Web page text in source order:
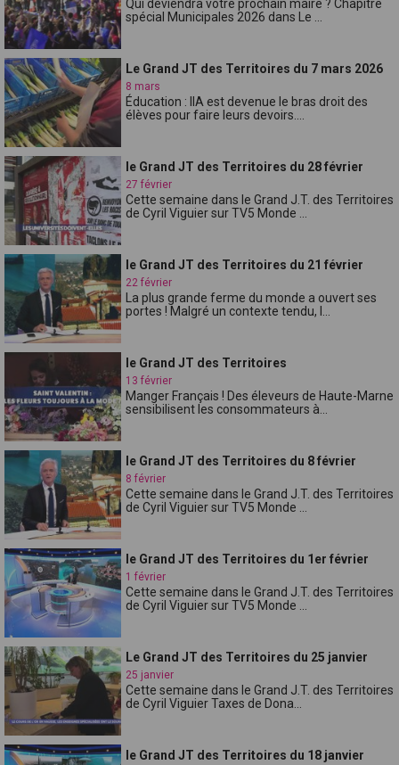
Qui deviendra votre prochain maire ? Chapitre
spécial Municipales 2026 dans Le ...
Le Grand JT des Territoires du 7 mars 2026
8 mars
Éducation : lIA est devenue le bras droit des
élèves pour faire leurs devoirs....
le Grand JT des Territoires du 28 février
27 février
Cette semaine dans le Grand J.T. des Territoires
de Cyril Viguier sur TV5 Monde ...
le Grand JT des Territoires du 21 février
22 février
La plus grande ferme du monde a ouvert ses
portes ! Malgré un contexte tendu, l...
le Grand JT des Territoires
13 février
Manger Français ! Des éleveurs de Haute-Marne
sensibilisent les consommateurs à...
le Grand JT des Territoires du 8 février
8 février
Cette semaine dans le Grand J.T. des Territoires
de Cyril Viguier sur TV5 Monde ...
le Grand JT des Territoires du 1er février
1 février
Cette semaine dans le Grand J.T. des Territoires
de Cyril Viguier sur TV5 Monde ...
Le Grand JT des Territoires du 25 janvier
25 janvier
Cette semaine dans le Grand J.T. des Territoires
de Cyril Viguier Taxes de Dona...
le Grand JT des Territoires du 18 janvier